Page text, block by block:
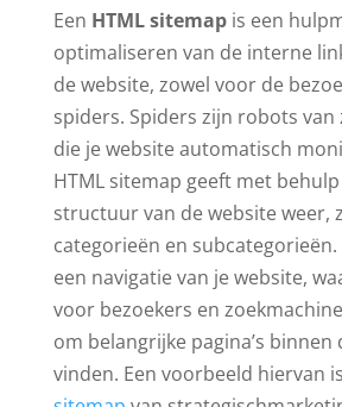
Een HTML sitemapis een
optimaliseren van de interne
de website, zowel voor de
spiders. Spiders zijn robots van
die je website automatisch
HTML sitemap geeft met
structuur van de website weer,
categorieën en
een navigatie van je website,
voor bezoekers en
om belangrijke pagina’s binnen
vinden. Een voorbeeld hiervan